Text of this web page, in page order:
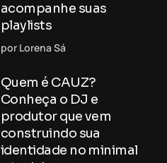
acompanhe suas
playlists
por Lorena Sá
Quem é CAUZ?
Conheça o DJ e
produtor que vem
construindo sua
identidade no minimal